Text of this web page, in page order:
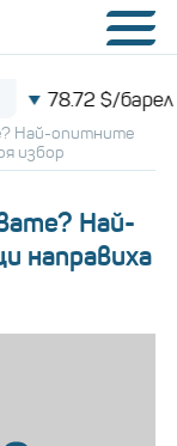
$/барел
Най-опитните
избор
Най-
направиха